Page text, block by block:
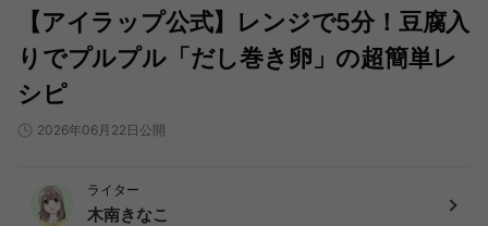
【アイラップ公式】レンジで5分！豆腐入
りでプルプル「だし巻き卵」の超簡単レ
シピ
2026年06月22日公開
ライター
木南きなこ